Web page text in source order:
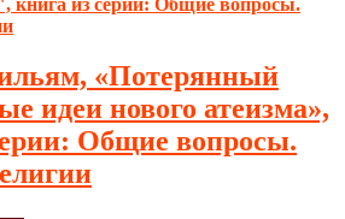
«Потерянный
идеи нового атеизма»,
Общие вопросы.